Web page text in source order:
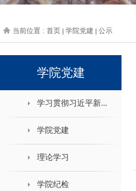
学院院刊
办事指
当前位置 : 首页 学院党建 公示
学院党建
学习贯彻习近平新...
学院党建
理论学习
学院纪检